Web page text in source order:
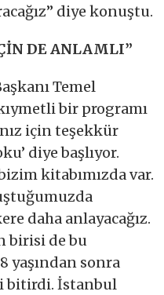
diye konuştu.
DE ANLAMLI”
Temel
bir programı
için teşekkür
diye başlıyor.
kitabımızda var.
daha anlayacağız.
birisi de bu
yaşından sonra
bitirdi. İstanbul